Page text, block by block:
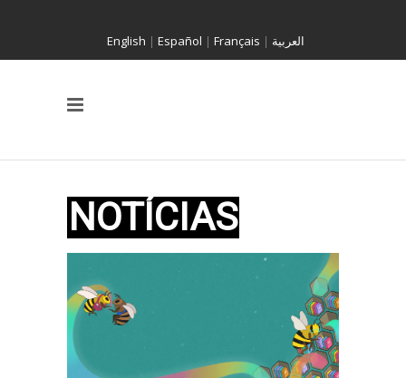
English | Español | Français | العربية